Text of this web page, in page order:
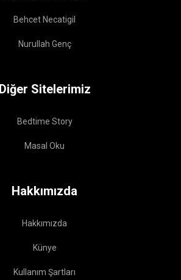
Behcet Necatigil
Nurullah Genç
Diğer Sitelerimiz
Bedtime Story
Masal Oku
Hakkımızda
Hakkımızda
Künye
Kullanım Şartları